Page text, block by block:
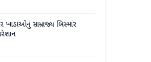
ખાડાઓનું સામ્રાજ્ય બિસ્માર